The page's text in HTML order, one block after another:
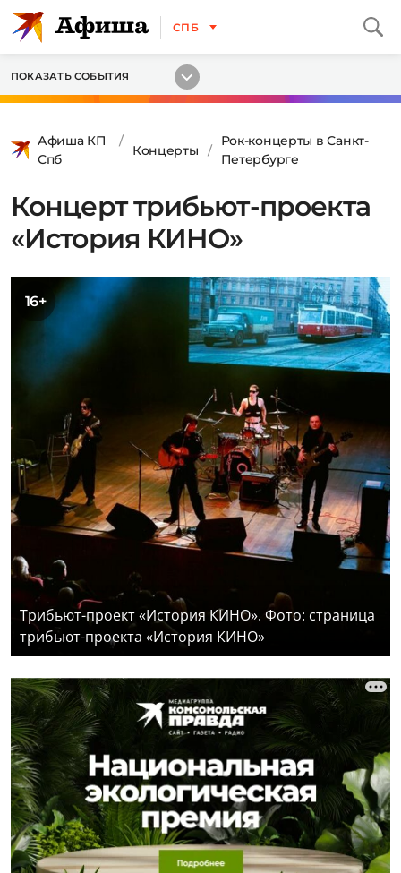
СПБ
ПОКАЗАТЬ СОБЫТИЯ
Афиша КП
Спб
Концерты
Рок-концерты в Санкт-
Петербурге
Концерт трибьют-проекта
«История КИНО»
16+
Трибьют-проект «История КИНО». Фото: страница
трибьют-проекта «История КИНО»